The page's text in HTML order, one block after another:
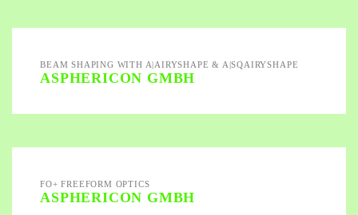
BEAM SHAPING WITH A|AIRYSHAPE & A|SQAIRYSHAPE
ASPHERICON GMBH
FO+ FREEFORM OPTICS
ASPHERICON GMBH